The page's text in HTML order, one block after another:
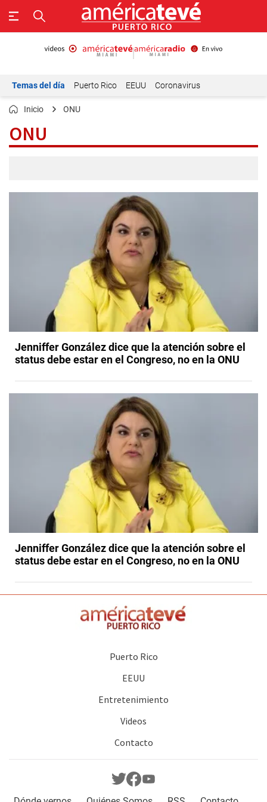
Temas del día Puerto Rico EEUU Coronavirus
Inicio ONU
ONU
Jenniffer González dice que la atención sobre el
status debe estar en el Congreso, no en la ONU
Jenniffer González dice que la atención sobre el
status debe estar en el Congreso, no en la ONU
Puerto Rico
EEUU
Entretenimiento
Videos
Contacto